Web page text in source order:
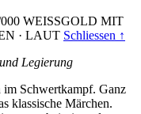
000 WEISSGOLD MIT
· LAUT Schliessen ↑
Legierung
im Schwertkampf. Ganz
klassische Märchen.